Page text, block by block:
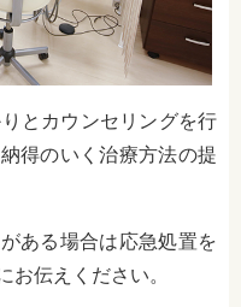
とカウンセリングを行
得のいく治療方法の提
ある場合は応急処置を
お伝えください。